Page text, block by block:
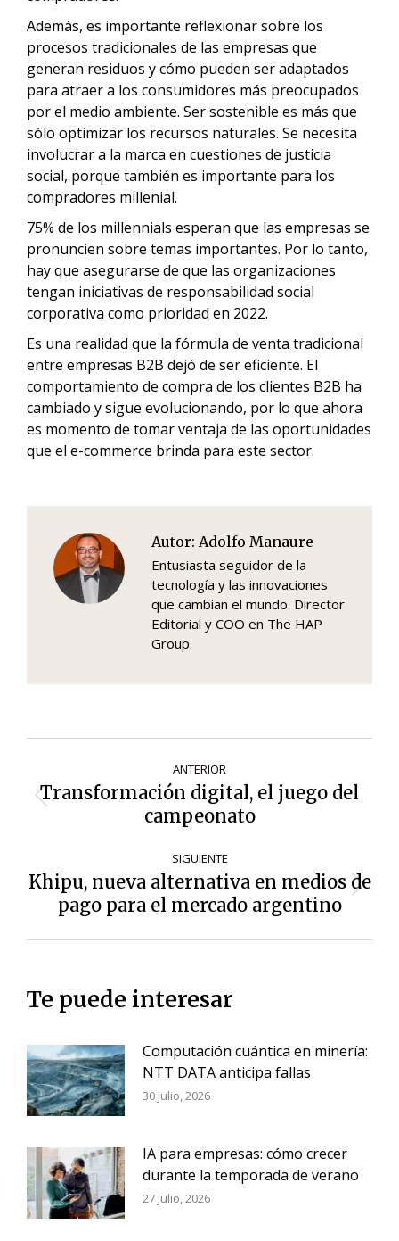
Además, es importante reflexionar sobre los
procesos tradicionales de las empresas que
generan residuos y cómo pueden ser adaptados
para atraer a los consumidores más preocupados
por el medio ambiente. Ser sostenible es más que
sólo optimizar los recursos naturales. Se necesita
involucrar a la marca en cuestiones de justicia
social, porque también es importante para los
compradores millenial.
75% de los millennials esperan que las empresas se
pronuncien sobre temas importantes. Por lo tanto,
hay que asegurarse de que las organizaciones
tengan iniciativas de responsabilidad social
corporativa como prioridad en 2022.
Es una realidad que la fórmula de venta tradicional
entre empresas B2B dejó de ser eficiente. El
comportamiento de compra de los clientes B2B ha
cambiado y sigue evolucionando, por lo que ahora
es momento de tomar ventaja de las oportunidades
que el e-commerce brinda para este sector.
Autor: Adolfo Manaure
Entusiasta seguidor de la
tecnología y las innovaciones
que cambian el mundo. Director
Editorial y COO en The HAP
Group.
de
entradas
ANTERIOR
Entrada
anterior:
Transformación digital, el juego del
campeonato
SIGUIENTE
Siguiente
entrada:
Khipu, nueva alternativa en medios de
pago para el mercado argentino
Te puede interesar
Computación cuántica en minería:
NTT DATA anticipa fallas
30 julio, 2026
IA para empresas: cómo crecer
durante la temporada de verano
27 julio, 2026